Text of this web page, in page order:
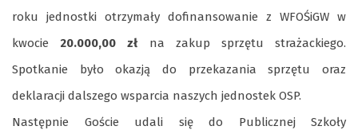
roku jednostki otrzymały dofinansowanie z WFOŚiGW w
kwocie 20.000,00 złna zakup sprzętu strażackiego.
Spotkanie było okazją do przekazania sprzętu oraz
deklaracji dalszego wsparcia naszych jednostek OSP.
Następnie Goście udali się do Publicznej Szkoły